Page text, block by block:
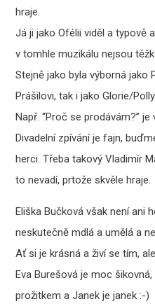
hraje.
Já ji jako Ofélii viděl a typově
v tomhle muzikálu nejsou
Stejně jako byla výborná
Prášilovi, tak i jako Glorie/
Např. “Proč se prodávám?”
Divadelní zpívání je fajn,
herci. Třeba takový Vladimír
to nevadí, prtože skvěle hraje.
Eliška Bučková však není ani
neskutečně mdlá a umělá a
Ať si je krásná a živí se tím,
Eva Burešová je moc
prožitkem a Janek je janek :-)